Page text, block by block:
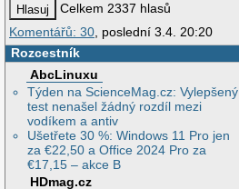
Celkem 2337 hlasů
Komentářů: 30 , poslední 3.4. 20:20
Rozcestník
AbcLinuxu
Týden na ScienceMag.cz: Vylepšený
test nenašel žádný rozdíl mezi
vodíkem a antiv
Ušetřete 30 %: Windows 11 Pro jen
za €22,50 a Office 2024 Pro za
€17,15 – akce B
HDmag.cz